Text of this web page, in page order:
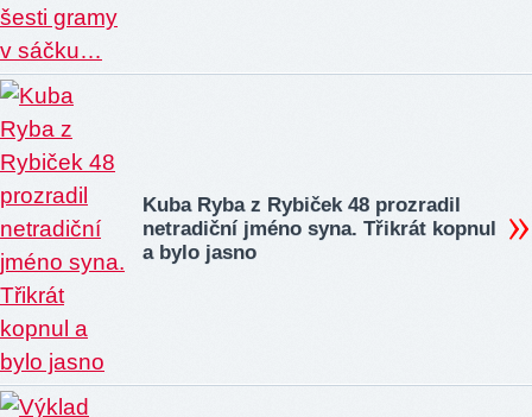
Kuba Ryba z Rybiček 48 prozradil
netradiční jméno syna. Třikrát kopnul
a bylo jasno